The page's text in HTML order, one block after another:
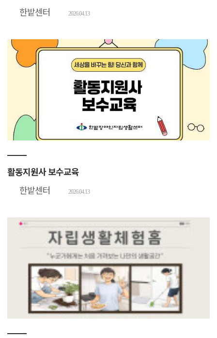
한밭센터
2026.04.13
활동지원사 보수교육
한밭센터
2026.04.13